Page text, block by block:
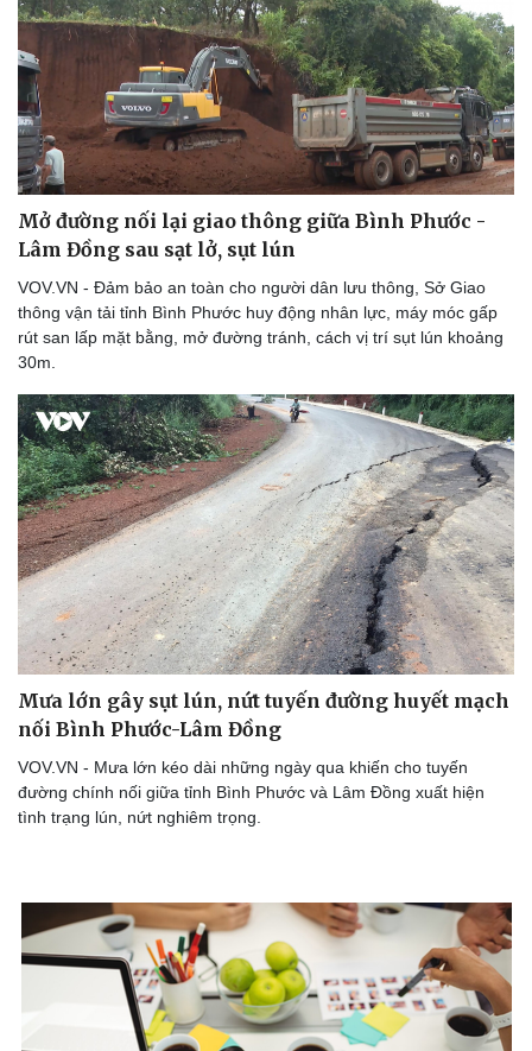
Thể thao
Bóng đá
Lịch thi đấu bóng đá
Thế giới thể thao
eSports
Hậu trường
Ô tô - Xe máy
Ô tô
Xe máy
Tư vấn
Mở đường nối lại giao thông giữa Bình Phước -
Lâm Đồng sau sạt lở, sụt lún
VOV.VN - Đảm bảo an toàn cho người dân lưu thông, Sở Giao
thông vận tải tỉnh Bình Phước huy động nhân lực, máy móc gấp
rút san lấp mặt bằng, mở đường tránh, cách vị trí sụt lún khoảng
30m.
Mưa lớn gây sụt lún, nứt tuyến đường huyết mạch
nối Bình Phước-Lâm Đồng
VOV.VN - Mưa lớn kéo dài những ngày qua khiến cho tuyến
đường chính nối giữa tỉnh Bình Phước và Lâm Đồng xuất hiện
tình trạng lún, nứt nghiêm trọng.